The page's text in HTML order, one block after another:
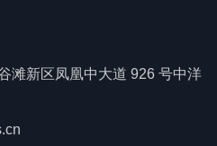
滩新区凤凰中大道 926 号中洋